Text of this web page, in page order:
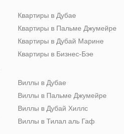
Квартиры в Дубае
Квартиры в Пальме Джумейре
Квартиры в Дубай Марине
Квартиры в Бизнес-Бэе
Виллы в Дубае
Виллы в Пальме Джумейре
Виллы в Дубай Хиллс
Виллы в Тилал аль Гаф